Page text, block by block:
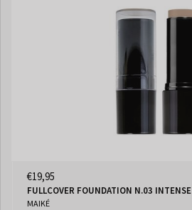
€19,95
FULLCOVER FOUNDATION N.03 INTENSE
MAIKÉ